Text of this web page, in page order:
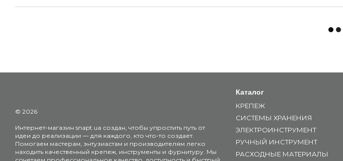
© 2026
Интернет-магазин snapt.ua создан, чтобы упростить путь от
идеи до реализации — для каждого, кто что-то создает.
Помогаем мастерам, энтузиастам и производителям легко
находить качественный крепеж, инструменты и фурнитуру. Мы
Каталог
КРЕПЕЖ
СИСТЕМЫ ХРАНЕНИЯ
ЭЛЕКТРОИНСТРУМЕНТ
РУЧНЫЙ ИНСТРУМЕНТ
РАСХОДНЫЕ МАТЕРИАЛЫ